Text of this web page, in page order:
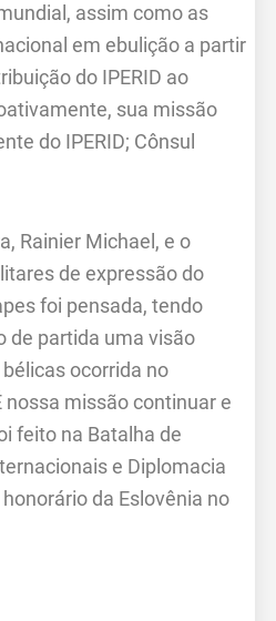
assim como as
em ebulição a partir
do IPERID ao
sua missão
do IPERID; Cônsul
Rainier Michael, e o
de expressão do
foi pensada, tendo
de partida uma visão
ocorrida no
missão continuar e
feito na Batalha de
e Diplomacia
da Eslovênia no